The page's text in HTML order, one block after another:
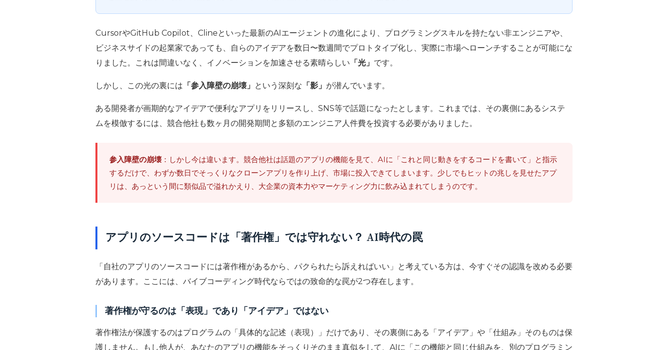
CursorやGitHub Copilot、Clineといった最新のAIエージェントの進化により、プログラミングスキルを持たない非エンジニアや、
ビジネスサイドの起業家であっても、自らのアイデアを数日〜数週間でプロトタイプ化し、実際に市場へローンチすることが可能にな
りました。これは間違いなく、イノベーションを加速させる素晴らしい 「光」 です。
しかし、この光の裏には 「参入障壁の崩壊」 という深刻な 「影」 が潜んでいます。
ある開発者が画期的なアイデアで便利なアプリをリリースし、SNS等で話題になったとします。これまでは、その裏側にあるシステ
ムを模倣するには、競合他社も数ヶ月の開発期間と多額のエンジニア人件費を投資する必要がありました。
参入障壁の崩壊 ：しかし今は違います。競合他社は話題のアプリの機能を見て、AIに「これと同じ動きをするコードを書いて」と指示
するだけで、わずか数日でそっくりなクローンアプリを作り上げ、市場に投入できてしまいます。少しでもヒットの兆しを見せたアプ
リは、あっという間に類似品で溢れかえり、大企業の資本力やマーケティング力に飲み込まれてしまうのです。
アプリのソースコードは「著作権」では守れない？ AI時代の罠
「自社のアプリのソースコードには著作権があるから、パクられたら訴えればいい」と考えている方は、今すぐその認識を改める必要
があります。ここには、バイブコーディング時代ならではの致命的な罠が2つ存在します。
著作権が守るのは「表現」であり「アイデア」ではない
著作権法が保護するのはプログラムの「具体的な記述（表現）」だけであり、その裏側にある「アイデア」や「仕組み」そのものは保
護しません。もし他人が、あなたのアプリの機能をそっくりそのまま真似をして、AIに「この機能と同じ仕組みを、別のプログラミン